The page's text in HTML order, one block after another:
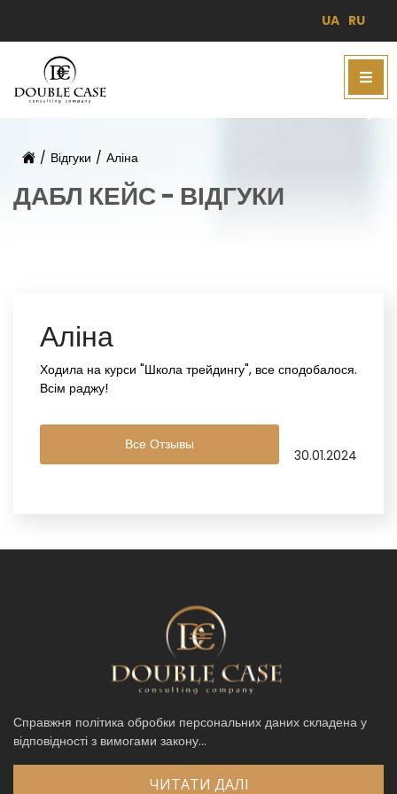
UA RU
/ Відгуки / Аліна
ДАБЛ КЕЙС - ВІДГУКИ
Аліна
Ходила на курси "Школа трейдингу", все сподобалося.
Всім раджу!
Все Отзывы
30.01.2024
Справжня політика обробки персональних даних складена у
відповідності з вимогами закону...
ЧИТАТИ ДАЛІ